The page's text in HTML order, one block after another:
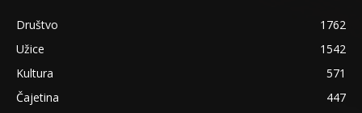
Društvo
1762
Užice
1542
Kultura
571
Čajetina
447